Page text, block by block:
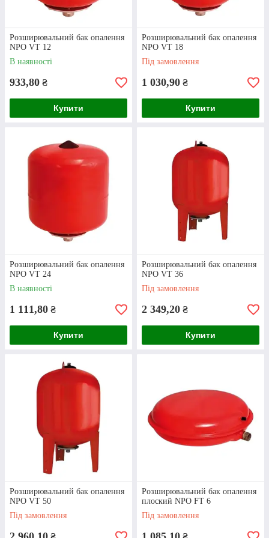
для індивідуальних опалювальних
систем. Корпус виготовлений зі сталі.
Об'єм - 12 л.
Розширювальний бак опалення 12 л.
Zilmet CAL-PRO (Італія)
Контактна iнформацiя
Чотири причини оформити покупку у нас
Розширювальний бак опалення
NPO VT 12
В наявності
933,80 ₴
Купити
Розширювальний бак опалення
NPO VT 18
Під замовлення
1 030,90 ₴
Купити
Розширювальний бак опалення
NPO VT 24
В наявності
1 111,80 ₴
Купити
Розширювальний бак опалення
NPO VT 36
Під замовлення
2 349,20 ₴
Купити
Розширювальний бак опалення
NPO VT 50
Під замовлення
Розширювальний бак опалення
плоский NPO FT 6
Під замовлення